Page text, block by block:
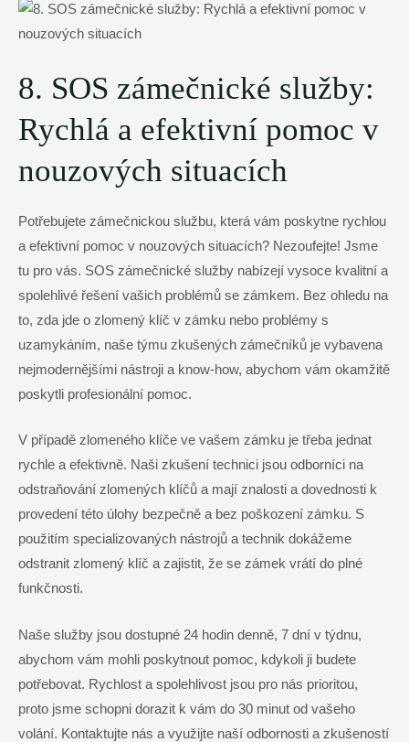
8. SOS zámečnické služby:
Rychlá a efektivní pomoc v
nouzových situacích
Potřebujete zámečnickou službu, která vám poskytne rychlou
a efektivní pomoc v nouzových situacích? Nezoufejte! Jsme
tu pro vás. SOS zámečnické služby nabízejí vysoce kvalitní a
spolehlivé řešení vašich problémů se zámkem. Bez ohledu na
to, zda jde o zlomený klíč v zámku nebo problémy s
uzamykáním, naše týmu zkušených zámečníků je vybavena
nejmodernějšími nástroji a know-how, abychom vám okamžitě
poskytli profesionální pomoc.
V případě zlomeného klíče ve vašem zámku je třeba jednat
rychle a efektivně. Naši zkušení technici jsou odborníci na
odstraňování zlomených klíčů a mají znalosti a dovednosti k
provedení této úlohy bezpečně a bez poškození zámku. S
použitím specializovaných nástrojů a technik dokážeme
odstranit zlomený klíč a zajistit, že se zámek vrátí do plné
funkčnosti.
Naše služby jsou dostupné 24 hodin denně, 7 dní v týdnu,
abychom vám mohli poskytnout pomoc, kdykoli ji budete
potřebovat. Rychlost a spolehlivost jsou pro nás prioritou,
proto jsme schopni dorazit k vám do 30 minut od vašeho
volání. Kontaktujte nás a využijte naší odbornosti a zkušeností